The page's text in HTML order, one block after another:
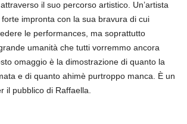
il suo percorso artistico. Un’artista
impronta con la sua bravura di cui
le performances, ma soprattutto
umanità che tutti vorremmo ancora
omaggio è la dimostrazione di quanto la
e di quanto ahimè purtroppo manca. È un
il pubblico di Raffaella.